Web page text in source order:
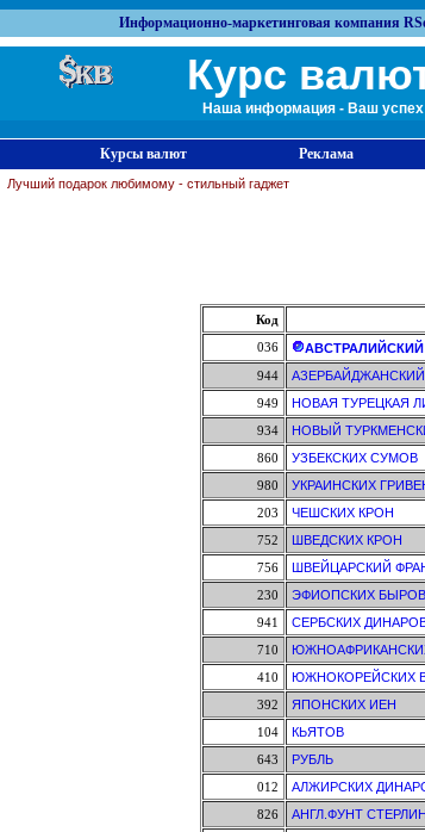
Информационно-маркетинговая компания
Курс
Наша информация - Ваш успех
Курсы валют Реклама
Лучший подарок любимому - стильный гаджет
Код
036
944
949
НОВАЯ ТУРЕЦКАЯ
934
НОВЫЙ
860
УЗБЕКСКИХ СУМОВ
980
УКРАИНСКИХ
203
ЧЕШСКИХ КРОН
752
ШВЕДСКИХ КРОН
756
ШВЕЙЦАРСКИЙ
230
ЭФИОПСКИХ БЫРОВ
941
СЕРБСКИХ
710
410
ЮЖНОКОРЕЙСКИХ
392
ЯПОНСКИХ ИЕН
104
КЬЯТОВ
643
РУБЛЬ
012
АЛЖИРСКИХ
826
АНГЛ.ФУНТ